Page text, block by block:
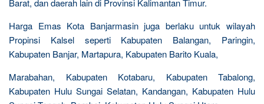
Barat, dan daerah lain di Provinsi Kalimantan Timur.
Harga Emas Kota Banjarmasin juga berlaku untuk wilayah
Propinsi Kalsel seperti Kabupaten Balangan, Paringin,
Kabupaten Banjar, Martapura, Kabupaten Barito Kuala,
Marabahan, Kabupaten Kotabaru, Kabupaten Tabalong,
Kabupaten Hulu Sungai Selatan, Kandangan, Kabupaten Hulu